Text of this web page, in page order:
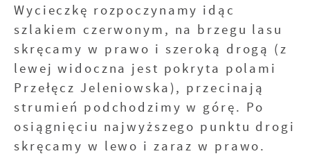
Wycieczkę rozpoczynamy idąc
szlakiem czerwonym, na brzegu lasu
skręcamy w prawo i szeroką drogą (z
lewej widoczna jest pokryta polami
Przełęcz Jeleniowska), przecinają
strumień podchodzimy w górę. Po
osiągnięciu najwyższego punktu drogi
skręcamy w lewo i zaraz w prawo.